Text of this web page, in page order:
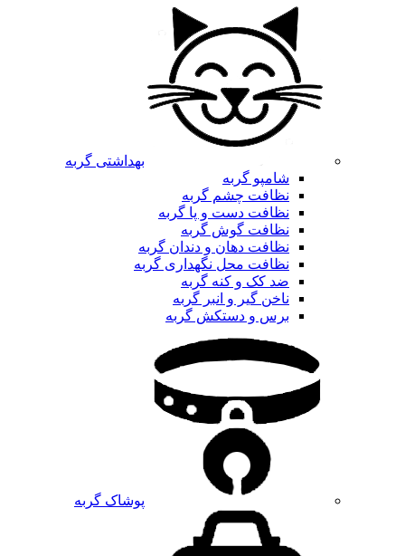
بهداشتی گربه
شامپو گربه
نظافت چشم گربه
نظافت دست و پا گربه
نظافت گوش گربه
نظافت دهان و دندان گربه
نظافت محل نگهداری گربه
ضد کک و کنه گربه
ناخن گیر و انبر گربه
برس و دستکش گربه
پوشاک گربه